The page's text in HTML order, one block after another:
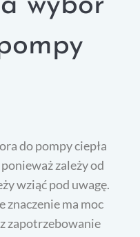
wybór
do pompy ciepła
zależy od
wziąć pod uwagę.
znaczenie ma moc
zapotrzebowanie